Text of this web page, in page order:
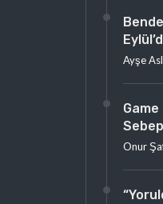
Ayşe
Sebep
Onur